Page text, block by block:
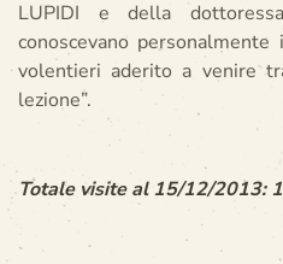
LUPIDI e della
conoscevano
volentieri aderito a venire
lezione”.
Totale visite al 15/12/2013: